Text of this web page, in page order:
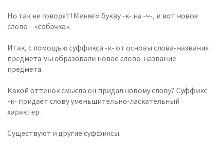
Но так не говорят! Меняем букву -к- на -ч-, и вот новое
слово – «собачка».
Итак, с помощью суффикса -к- от основы слова-названия
предмета мы образовали новое слово-название
предмета.
Какой оттенок смысла он придал новому слову? Суффикс
-к- придаёт слову уменьшительно-ласкательный
характер.
Существуют и другие суффиксы.